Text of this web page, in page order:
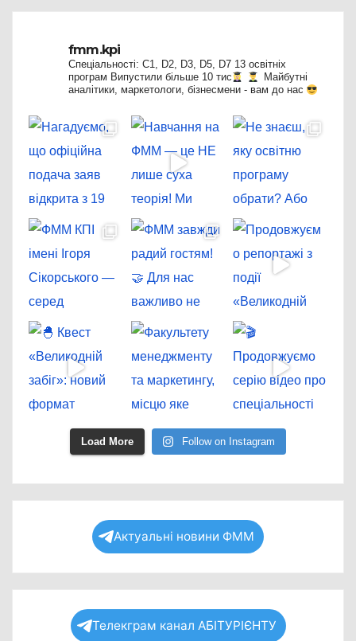
fmm.kpi
Спеціальності: C1, D2, D3, D5, D7 13 освітніх
програм Випустили більше 10 тис
Майбутні
аналітики, маркетологи, бізнесмени - вам до нас
Load More Follow on Instagram
Актуальні новини ФММ
Телекграм канал АБІТУРІЄНТУ